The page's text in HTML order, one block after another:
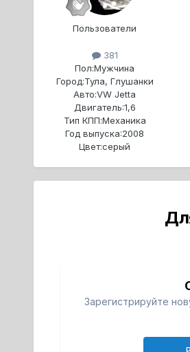
Пользователи
381
Пол:Мужчина
Город:Тула, Глушанки
Авто:VW Jetta
Двигатель:1,6
Тип КПП:Механика
Год выпуска:2008
Цвет:серый
Зарегистрируйте